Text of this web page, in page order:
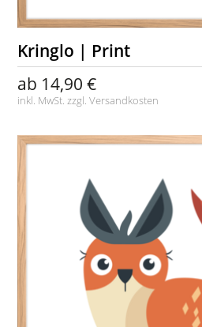
Kringlo | Print
ab 14,90 €
inkl. MwSt. zzgl.Versandkosten